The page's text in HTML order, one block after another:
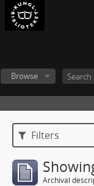
Browse
Filters
Archival